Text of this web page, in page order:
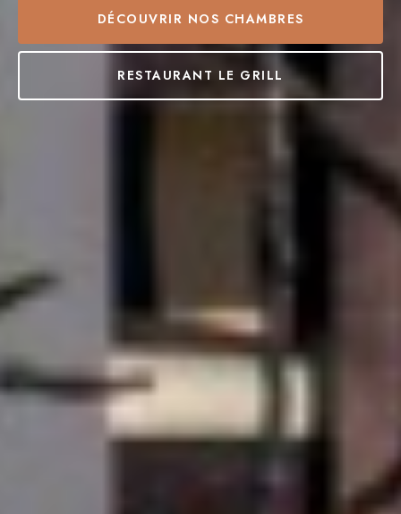
DÉCOUVRIR NOS CHAMBRES
RESTAURANT LE GRILL